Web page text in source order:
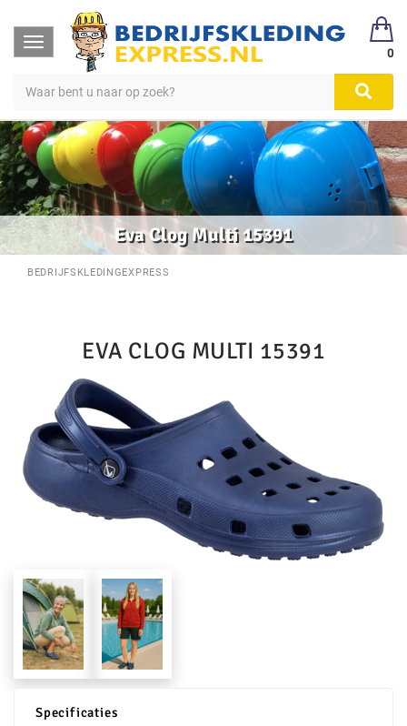
Toggle
navigation
0
Eva Clog Multi 15391
BEDRIJFSKLEDINGEXPRESS
EVA CLOG MULTI 15391
Specificaties